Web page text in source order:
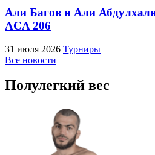
Али Багов и Али
ACA 206
31 июля 2026 Турниры
Все новости
Полулегкий вес